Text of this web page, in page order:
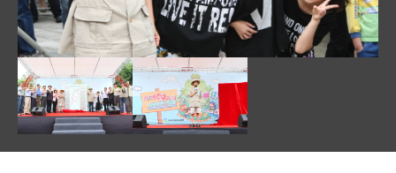
圖片說明：署長導覽 .JPG